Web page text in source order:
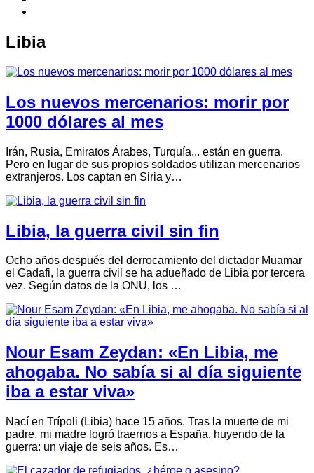
Libia
Los nuevos mercenarios: morir por
1000 dólares al mes
Irán, Rusia, Emiratos Árabes, Turquía... están en guerra.
Pero en lugar de sus propios soldados utilizan mercenarios
extranjeros. Los captan en Siria y…
Libia, la guerra civil sin fin
Ocho años después del derrocamiento del dictador Muamar
el Gadafi, la guerra civil se ha adueñado de Libia por tercera
vez. Según datos de la ONU, los …
Nour Esam Zeydan: «En Libia, me
ahogaba. No sabía si al día siguiente
iba a estar viva»
Nací en Trípoli (Libia) hace 15 años. Tras la muerte de mi
padre, mi madre logró traernos a España, huyendo de la
guerra: un viaje de seis años. Es…